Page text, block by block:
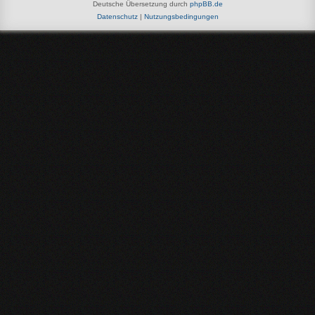
Deutsche Übersetzung durch phpBB.de
Datenschutz| Nutzungsbedingungen